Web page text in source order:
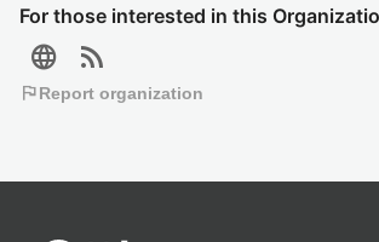
For those interested in this
language rss_feed
flagReport organization